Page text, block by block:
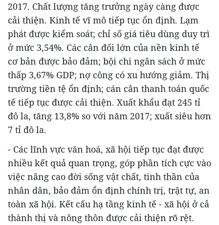
2017. Chất lượng tăng trưởng ngày càng được
cải thiện. Kinh tế vĩ mô tiếp tục ổn định. Lạm
phát được kiểm soát; chỉ số giá tiêu dùng duy trì
ở mức 3,54%. Các cân đối lớn của nền kinh tế
cơ bản được bảo đảm; bội chi ngân sách ở mức
thấp 3,67% GDP; nợ công có xu hướng giảm. Thị
trường tiền tệ ổn định; cán cân thanh toán quốc
tế tiếp tục được cải thiện. Xuất khẩu đạt 245 tỉ
đô la, tăng 13,8% so với năm 2017; xuất siêu hơn
7 tỉ đô la.
- Các lĩnh vực văn hoá, xã hội tiếp tục đạt được
nhiều kết quả quan trọng, góp phần tích cực vào
việc nâng cao đời sống vật chất, tinh thần của
nhân dân, bảo đảm ổn định chính trị, trật tự, an
toàn xã hội. Kết cấu hạ tầng kinh tế - xã hội ở cả
thành thị và nông thôn được cải thiện rõ rệt.